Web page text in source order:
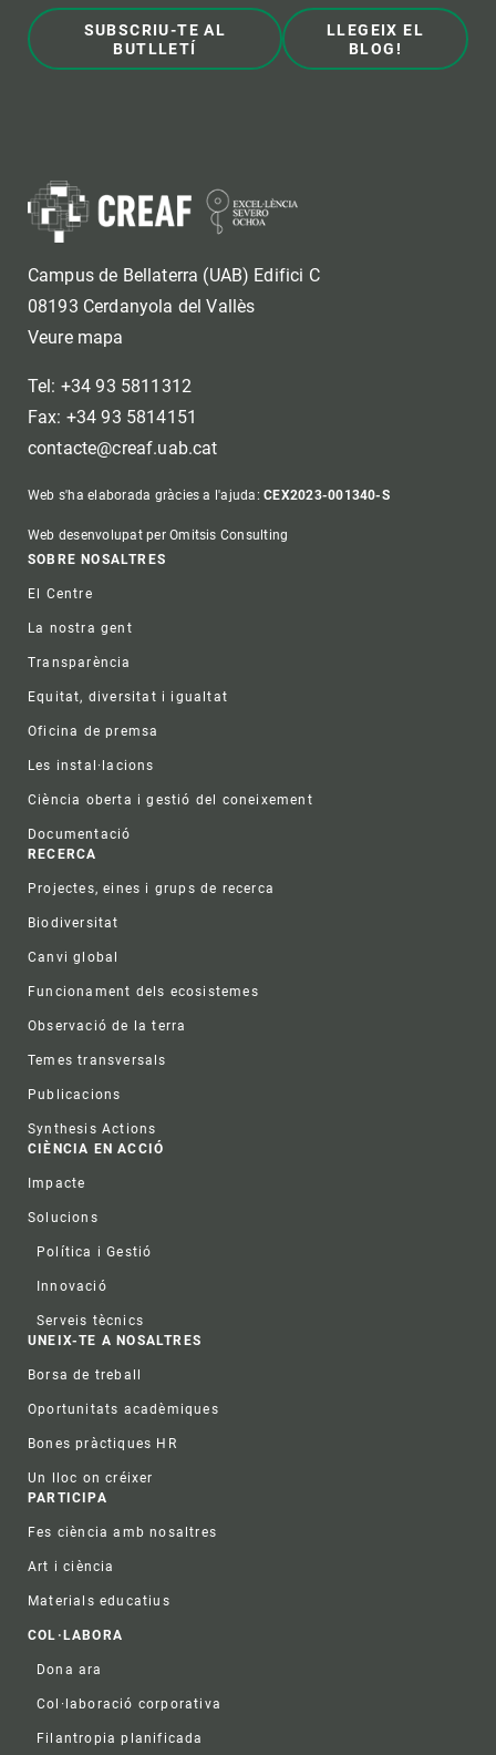
SUBSCRIU-TE AL
BUTLLETÍ
LLEGEIX EL
BLOG!
Campus de Bellaterra (UAB) Edifici C
08193 Cerdanyola del Vallès
Veure mapa
Tel: +34 93 5811312
Fax: +34 93 5814151
contacte@creaf.uab.cat
Web s'ha elaborada gràcies a l'ajuda:CEX2023-001340-S
Web desenvolupat per Omitsis Consulting
Footer
SOBRE NOSALTRES
El Centre
La nostra gent
Transparència
Equitat, diversitat i igualtat
Oficina de premsa
Les instal·lacions
Ciència oberta i gestió del coneixement
Documentació
RECERCA
Projectes, eines i grups de recerca
Biodiversitat
Canvi global
Funcionament dels ecosistemes
Observació de la terra
Temes transversals
Publicacions
Synthesis Actions
CIÈNCIA EN ACCIÓ
Impacte
Solucions
Política i Gestió
Innovació
Serveis tècnics
UNEIX-TE A NOSALTRES
Borsa de treball
Oportunitats acadèmiques
Bones pràctiques HR
Un lloc on créixer
PARTICIPA
Fes ciència amb nosaltres
Art i ciència
Materials educatius
COL·LABORA
Dona ara
Col·laboració corporativa
Filantropia planificada